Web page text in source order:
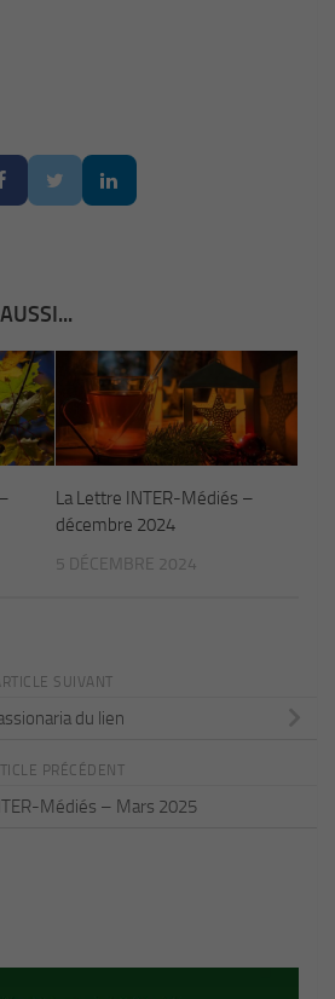
La Lettre INTER-Médiés –
décembre 2024
5 DÉCEMBRE 2024
SUIVANT
du lien
PRÉCÉDENT
Médiés – Mars 2025